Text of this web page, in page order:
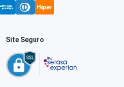
Site Seguro